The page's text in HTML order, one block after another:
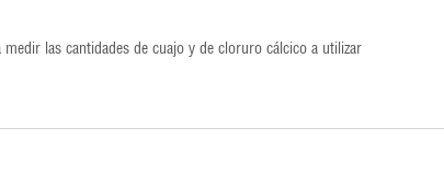
las cantidades de cuajo y de cloruro cálcico a utilizar